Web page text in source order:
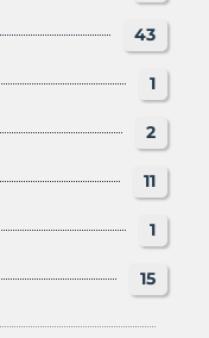
43
1
2
11
1
15